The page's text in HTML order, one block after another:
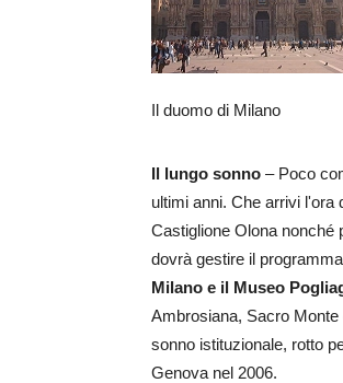
Il duomo di Milano
Il lungo sonno – Poco
ultimi anni. Che arrivi l'ora
Castiglione Olona nonché
dovrà gestire il
Milano e il Museo
Ambrosiana, Sacro
sonno istituzionale, rotto
Genova nel 2006.